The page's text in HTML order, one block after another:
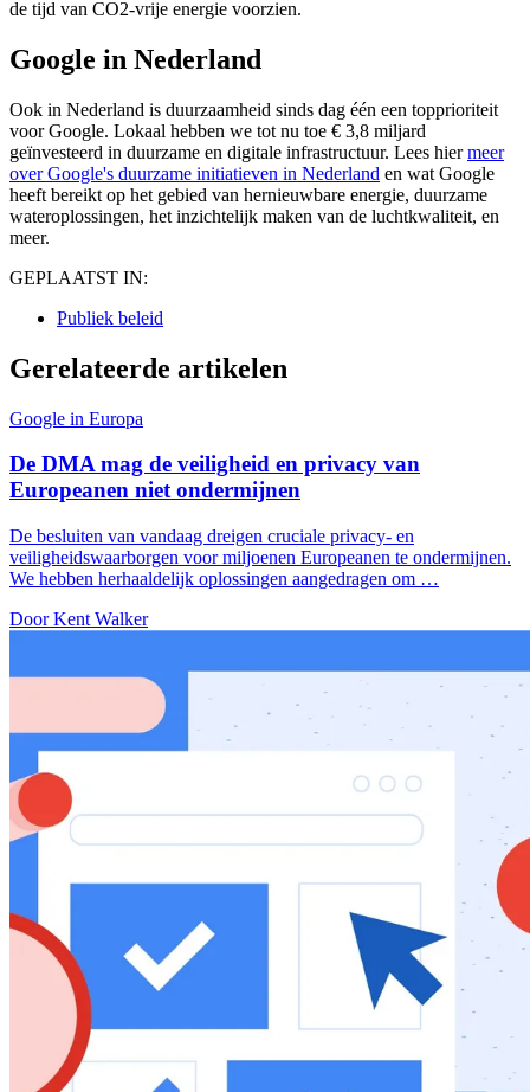
de tijd van CO2-vrije energie voorzien.
Google in Nederland
Ook in Nederland is duurzaamheid sinds dag één een topprioriteit
voor Google. Lokaal hebben we tot nu toe € 3,8 miljard
geïnvesteerd in duurzame en digitale infrastructuur. Lees hiermeer
over Google's duurzame initiatieven in Nederland en wat Google
heeft bereikt op het gebied van hernieuwbare energie, duurzame
wateroplossingen, het inzichtelijk maken van de luchtkwaliteit, en
meer.
GEPLAATST IN:
Publiek beleid
Gerelateerde artikelen
Google in Europa
De DMA mag de veiligheid en privacy van
Europeanen niet ondermijnen
De besluiten van vandaag dreigen cruciale privacy- en
veiligheidswaarborgen voor miljoenen Europeanen te ondermijnen.
We hebben herhaaldelijk oplossingen aangedragen om …
Door Kent Walker